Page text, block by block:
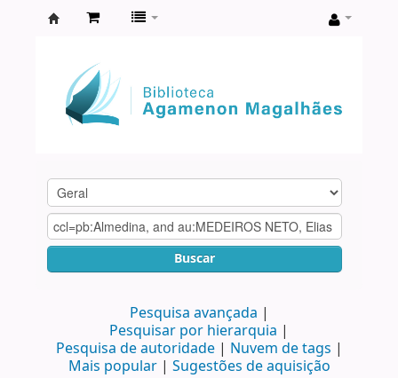
Agamenon
Magalhães
Buscar
Pesquisa avançada
Pesquisar por hierarquia
Pesquisa de autoridade
Nuvem de tags
Mais popular
Sugestões de aquisição